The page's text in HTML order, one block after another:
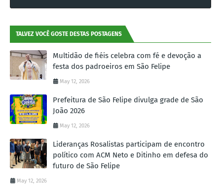
TALVEZ VOCÊ GOSTE DESTAS POSTAGENS
Multidão de fiéis celebra com fé e devoção a
festa dos padroeiros em São Felipe
May 12, 2026
Prefeitura de São Felipe divulga grade de São
João 2026
May 12, 2026
Lideranças Rosalistas participam de encontro
político com ACM Neto e Ditinho em defesa do
futuro de São Felipe
May 12, 2026